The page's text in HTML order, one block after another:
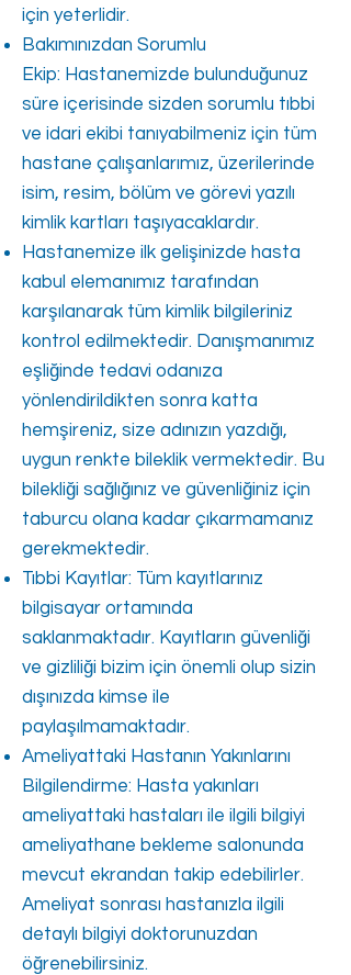
için yeterlidir.
Bakımınızdan Sorumlu
Ekip: Hastanemizde bulunduğunuz
süre içerisinde sizden sorumlu tıbbi
ve idari ekibi tanıyabilmeniz için tüm
hastane çalışanlarımız, üzerilerinde
isim, resim, bölüm ve görevi yazılı
kimlik kartları taşıyacaklardır.
Hastanemize ilk gelişinizde hasta
kabul elemanımız tarafından
karşılanarak tüm kimlik bilgileriniz
kontrol edilmektedir. Danışmanımız
eşliğinde tedavi odanıza
yönlendirildikten sonra katta
hemşireniz, size adınızın yazdığı,
uygun renkte bileklik vermektedir. Bu
bilekliği sağlığınız ve güvenliğiniz için
taburcu olana kadar çıkarmamanız
gerekmektedir.
Tıbbi Kayıtlar: Tüm kayıtlarınız
bilgisayar ortamında
saklanmaktadır. Kayıtların güvenliği
ve gizliliği bizim için önemli olup sizin
dışınızda kimse ile
paylaşılmamaktadır.
Ameliyattaki Hastanın Yakınlarını
Bilgilendirme: Hasta yakınları
ameliyattaki hastaları ile ilgili bilgiyi
ameliyathane bekleme salonunda
mevcut ekrandan takip edebilirler.
Ameliyat sonrası hastanızla ilgili
detaylı bilgiyi doktorunuzdan
öğrenebilirsiniz.